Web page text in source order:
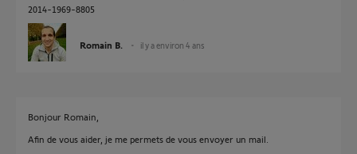
2014-1969-8805
Romain B. il y a environ 4 ans
Bonjour Romain,
Afin de vous aider, je me permets de vous envoyer un mail.